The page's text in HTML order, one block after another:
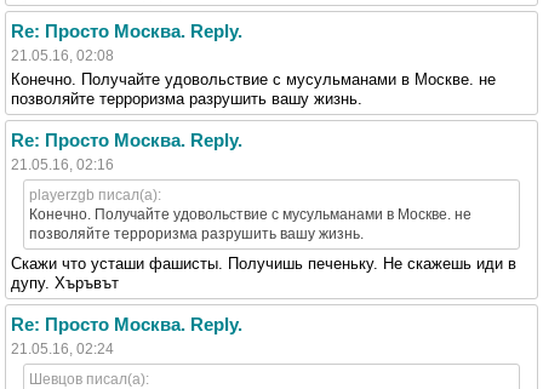
Re: Просто Москва. Reply.
21.05.16, 02:08
Конечно. Получайте удовольствие с мусульманами в Москве. не
позволяйте терроризма разрушить вашу жизнь.
Re: Просто Москва. Reply.
21.05.16, 02:16
playerzgb писал(а):
Конечно. Получайте удовольствие с мусульманами в Москве. не
позволяйте терроризма разрушить вашу жизнь.
Скажи что усташи фашисты. Получишь печеньку. Не скажешь иди в
дупу. Хъръвът
Re: Просто Москва. Reply.
21.05.16, 02:24
Шевцов писал(а):